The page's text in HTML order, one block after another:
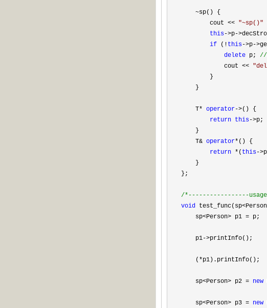
~sp() {
        cout
<< "~sp()"
this->p->
if (! this->p->
delete p; //
            cout <<
"
        }
    }
    T
* operator->() {
return this->p;
    }
    T
& operator* () {
return *( this->
    }
};
/* -----------------
void
    sp
<Person> p1 = p;
    p1
->printInfo();
    (
*p1).printInfo();
    sp
<Person> p2 = new
    sp
<Person> p3 = new